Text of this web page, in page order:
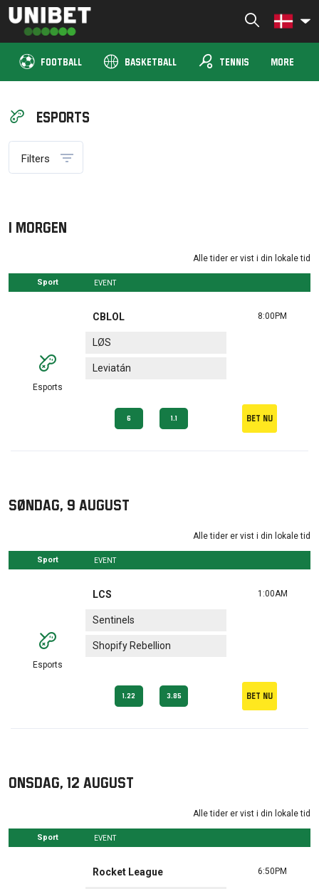
Skip
content
Unibet TV Denmark
Live stream og se sport live hos Unibet TV
FOOTBALL BASKETBALL sports_tennis TENNIS MORE
Esports
Filters
I morgen
Alle tider er vist i din lokale tid
Sport EVENT
Esports
CBLOL
LØS
Leviatán
8:00PM
6 1.1 Bet nu
søndag, 9 august
Alle tider er vist i din lokale tid
Sport EVENT
Esports
LCS
Sentinels
Shopify Rebellion
1:00AM
1.22 3.85 Bet nu
onsdag, 12 august
Alle tider er vist i din lokale tid
Sport EVENT
Rocket League 6:50PM